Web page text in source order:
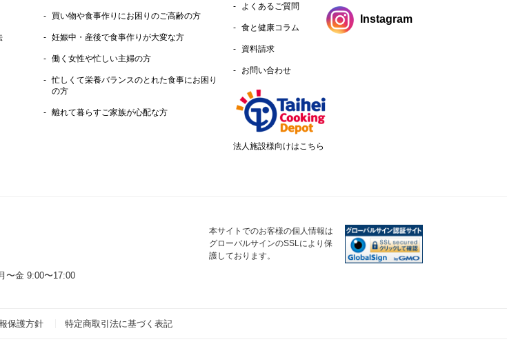
買い物や食事作りにお困りのご高齢の方
妊娠中・産後で食事作りが大変な方
働く女性や忙しい主婦の方
忙しくて栄養バランスのとれた食事にお困り
の方
離れて暮らすご家族が心配な方
よくあるご質問
食と健康コラム
資料請求
お問い合わせ
法人施設様向けはこちら
Instagram
〜金 9:00〜17:00
本サイトでのお客様の個人情報は
グローバルサインのSSLにより保
護しております。
保護方針 特定商取引法に基づく表記